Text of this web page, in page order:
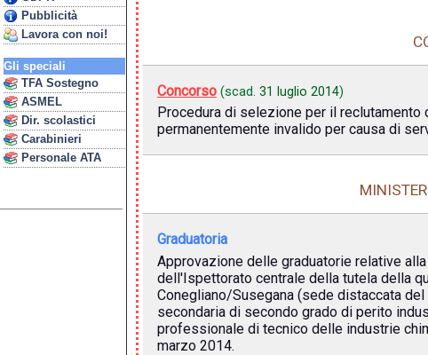
Pubblicità
Lavora con noi!
Gli speciali
TFA Sostegno
ASMEL
Dir. scolastici
Carabinieri
Personale ATA
Concorso (scad. 31 luglio 2014)
Procedura di selezione per il
permanentemente invalido per causa di
Graduatoria
Approvazione delle graduatorie relative
dell'Ispettorato centrale della tutela della
Conegliano/Susegana (sede distaccata
secondaria di secondo grado di perito
professionale di tecnico delle industrie
marzo 2014.